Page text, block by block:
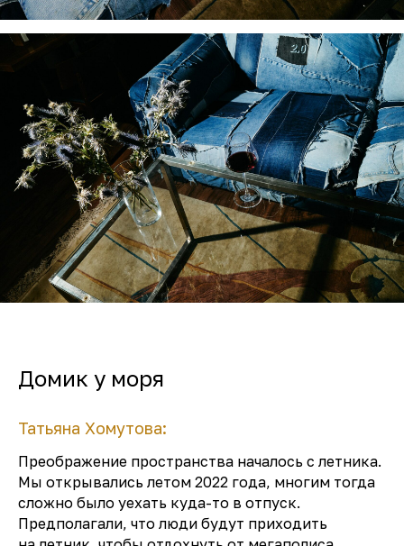
Домик у моря
Татьяна Хомутова:
Преображение пространства началось с летника.
Мы открывались летом 2022 года, многим тогда
сложно было уехать куда-то в отпуск.
Предполагали, что люди будут приходить